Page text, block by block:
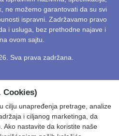
ne možemo garantovati da su svi
ispravni. Zadržavamo pravo
i usluga, bez prethodne najave i
ovom sajtu.
Sva prava zadržana.
Cookies)
cilju unapređenja pretrage, analize
i ciljanog marketinga, da
Ako nastavite da koristite naše